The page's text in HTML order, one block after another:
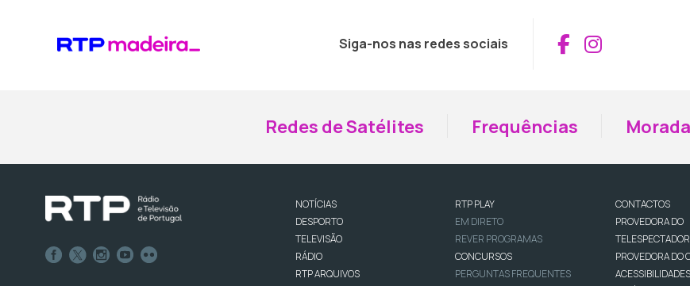
Siga-nos nas redes sociais Aceder ao
Aceder
Redes de Satélites Frequências
NOTÍCIAS
DESPORTO
TELEVISÃO
RÁDIO
RTP ARQUIVOS
RTP PLAY
EM DIRETO
REVER PROGRAMAS
CONCURSOS
PERGUNTAS FREQUENTES
CONTACTOS
PROVEDORA DO
TELESPECTADOR
PROVEDORA DO
ACESSIBILIDADES